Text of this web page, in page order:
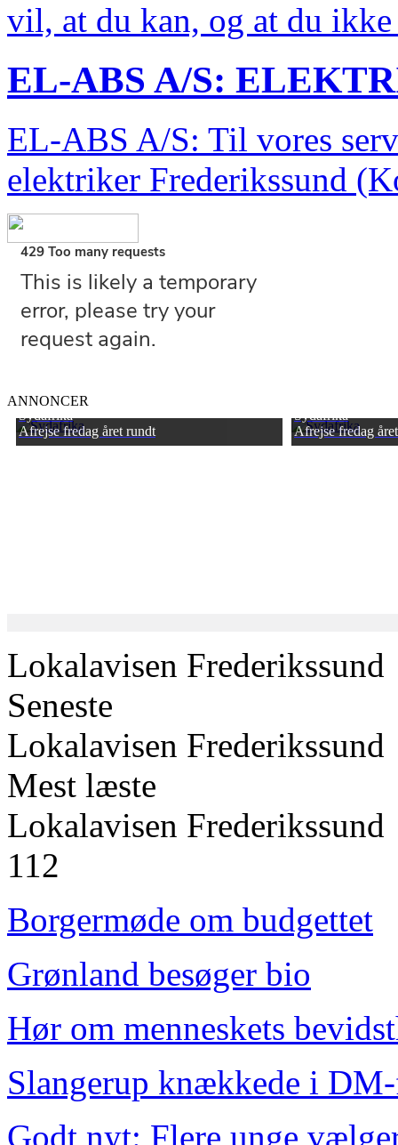
vil, at du kan, og at du
EL-ABS A/S:
EL-ABS A/S: Til vores
elektriker Frederikssund
ADVERTISEMENT
ANNONCER
Sydafrika
Afrejse fredag året rundt
badeferie på Mauritius
Sydafrika
Afrejse fredag
Lokalavisen Frederikssund
Seneste
Lokalavisen Frederikssund
Mest læste
Lokalavisen Frederikssund
112
Borgermøde om budgettet
Grønland besøger bio
Hør om menneskets
Slangerup knækkede i
Godt nyt: Flere unge